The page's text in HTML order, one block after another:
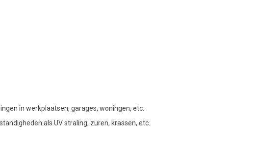
in werkplaatsen, garages, woningen, etc.
als UV straling, zuren, krassen, etc.